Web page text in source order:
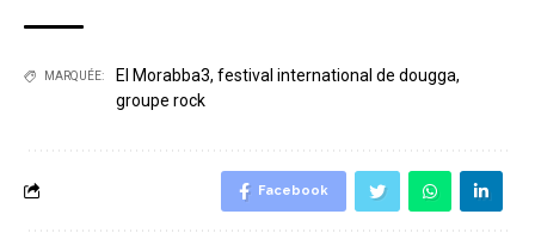
MARQUÉE: El Morabba3, festival international de dougga,
groupe rock
Facebook